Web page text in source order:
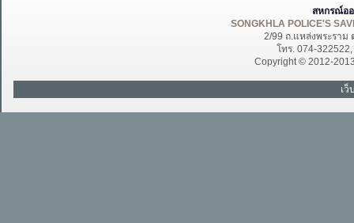
สหกรณ์อ
SONGKHLA POLICE'S
2/99 ถ.แหล่งพระราม
โทร. 074-
Copyright © 2012-
เ